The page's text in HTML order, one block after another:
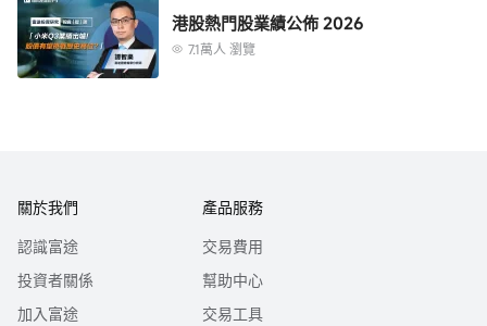
港股熱門股業績公佈 2026
7.1萬人 瀏覽
關於我們
認識富途
投資者關係
加入富途
產品服務
交易費用
幫助中心
交易工具